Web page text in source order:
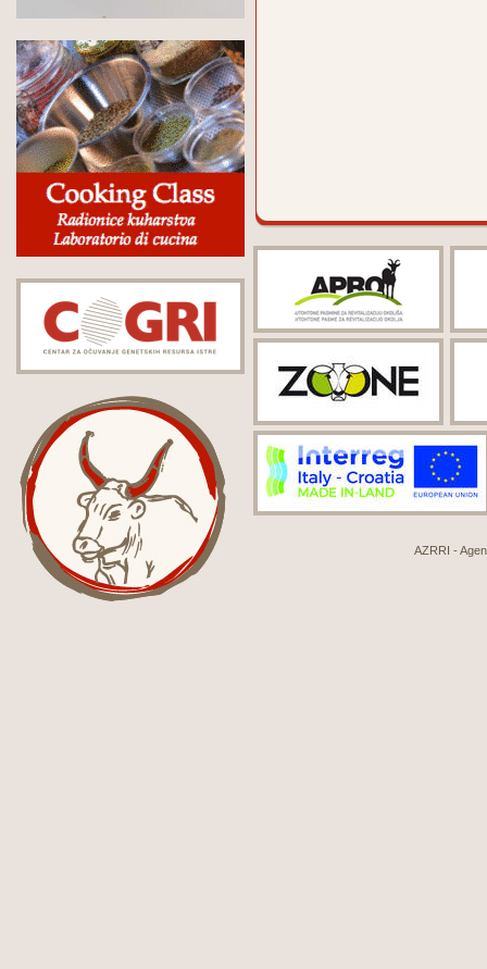
AZRRI -